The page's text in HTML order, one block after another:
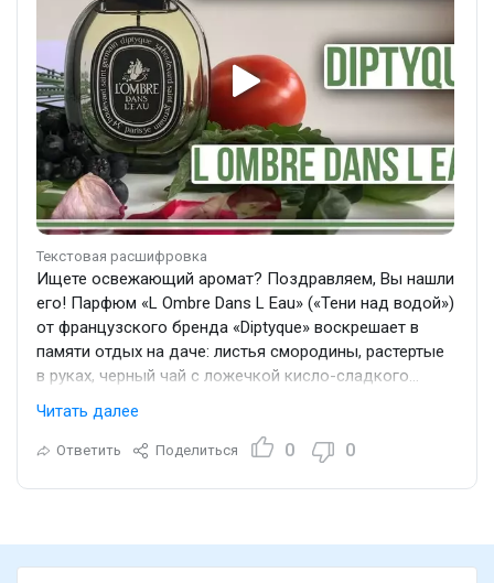
Текстовая расшифровка
Ищете освежающий аромат? Поздравляем, Вы нашли
его! Парфюм «L Ombre Dans L Eau» («Тени над водой»)
от французского бренда «Diptyque» воскрешает в
памяти отдых на даче: листья смородины, растертые
в руках, черный чай с ложечкой кисло-сладкого
варенья, куст диких роз, росистые луговые цветы…
А рядом с домом - манящая чаща леса с его
неповторимым запахом, где слились хвоя и грибы,
или с городских улиц прямиком в дикую природу, с ее
яркими ароматами и особыми законами жизни.
Читать далее
Ответить Поделиться 0 0